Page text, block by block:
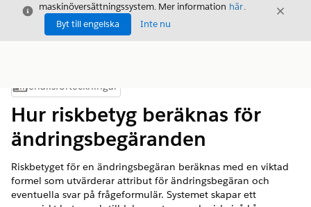
Stäng
maskinöversättningssystem. Mer information här.
Byt till engelska
Inte nu
Stäng
Visa innehållsförteckning
Innehållsförteckningar
Hur riskbetyg beräknas för
ändringsbegäranden
Riskbetyget för en ändringsbegäran beräknas med en viktad
formel som utvärderar attribut för ändringsbegäran och
eventuella svar på frågeformulär. Systemet skapar ett